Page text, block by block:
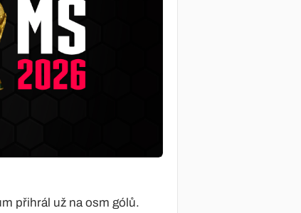
přihrál už na osm gólů.